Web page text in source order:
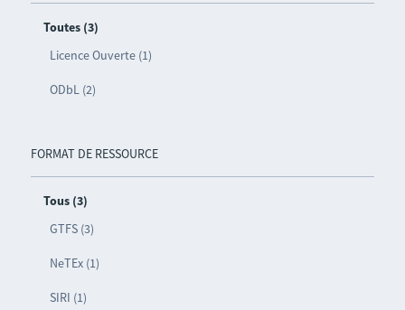
Toutes (3)
Licence Ouverte (1)
ODbL (2)
FORMAT DE RESSOURCE
Tous (3)
GTFS (3)
NeTEx (1)
SIRI (1)